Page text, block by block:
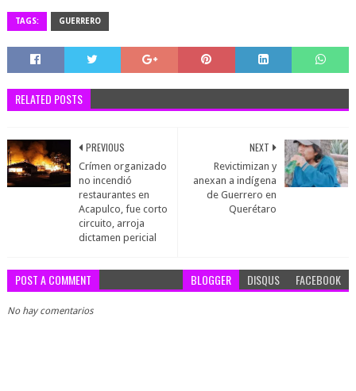
TAGS: GUERRERO
RELATED POSTS
NEXT
Revictimizan y
anexan a indígena
de Guerrero en
Querétaro
PREVIOUS
Crímen organizado
no incendió
restaurantes en
Acapulco, fue corto
circuito, arroja
dictamen pericial
POST A COMMENT BLOGGER DISQUS FACEBOOK
No hay comentarios